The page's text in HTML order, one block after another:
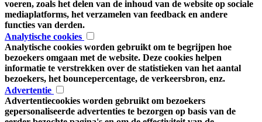
voeren, zoals het delen van de inhoud van de website op sociale
mediaplatforms, het verzamelen van feedback en andere
functies van derden.
Analytische cookies
Analytische cookies worden gebruikt om te begrijpen hoe
bezoekers omgaan met de website. Deze cookies helpen
informatie te verstrekken over de statistieken van het aantal
bezoekers, het bouncepercentage, de verkeersbron, enz.
Advertentie
Advertentiecookies worden gebruikt om bezoekers
gepersonaliseerde advertenties te bezorgen op basis van de